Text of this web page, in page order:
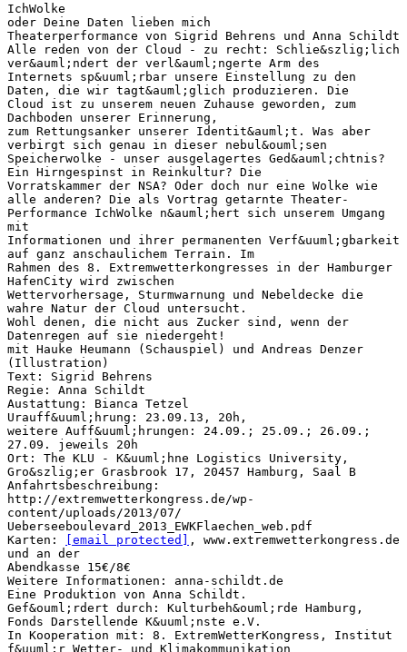
IchWolke
oder Deine Daten lieben mich
Theaterperformance von Sigrid Behrens und Anna Schildt
Alle reden von der Cloud - zu recht: Schlie&szlig;lich
ver&auml;ndert der verl&auml;ngerte Arm des
Internets sp&uuml;rbar unsere Einstellung zu den
Daten, die wir tagt&auml;glich produzieren. Die
Cloud ist zu unserem neuen Zuhause geworden, zum
Dachboden unserer Erinnerung,
zum Rettungsanker unserer Identit&auml;t. Was aber
verbirgt sich genau in dieser nebul&ouml;sen
Speicherwolke - unser ausgelagertes Ged&auml;chtnis?
Ein Hirngespinst in Reinkultur? Die
Vorratskammer der NSA? Oder doch nur eine Wolke wie
alle anderen? Die als Vortrag getarnte Theater-
Performance IchWolke n&auml;hert sich unserem Umgang
mit
Informationen und ihrer permanenten Verf&uuml;gbarkeit
auf ganz anschaulichem Terrain. Im
Rahmen des 8. Extremwetterkongresses in der Hamburger
HafenCity wird zwischen
Wettervorhersage, Sturmwarnung und Nebeldecke die
wahre Natur der Cloud untersucht.
Wohl denen, die nicht aus Zucker sind, wenn der
Datenregen auf sie niedergeht!
mit Hauke Heumann (Schauspiel) und Andreas Denzer
(Illustration)
Text: Sigrid Behrens
Regie: Anna Schildt
Austattung: Bianca Tetzel
Urauff&uuml;hrung: 23.09.13, 20h,
weitere Auff&uuml;hrungen: 24.09.; 25.09.; 26.09.;
27.09. jeweils 20h
Ort: The KLU - K&uuml;hne Logistics University,
Gro&szlig;er Grasbrook 17, 20457 Hamburg, Saal B
Anfahrtsbeschreibung:
http://extremwetterkongress.de/wp-
content/uploads/2013/07/
Ueberseeboulevard_2013_EWKFlaechen_web.pdf
Karten:
[email protected]
, www.extremwetterkongress.de
und an der
Abendkasse 15€/8€
Weitere Informationen: anna-schildt.de
Eine Produktion von Anna Schildt.
Gef&ouml;rdert durch: Kulturbeh&ouml;rde Hamburg,
Fonds Darstellende K&uuml;nste e.V.
In Kooperation mit: 8. ExtremWetterKongress, Institut
f&uuml;r Wetter- und Klimakommunikation